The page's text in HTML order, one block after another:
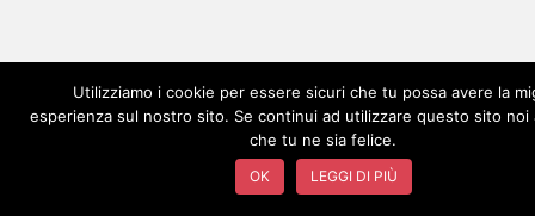
Utilizziamo i cookie per essere sicuri che tu possa avere la
esperienza sul nostro sito. Se continui ad utilizzare questo sito noi
che tu ne sia felice.
OK LEGGI DI PIÙ